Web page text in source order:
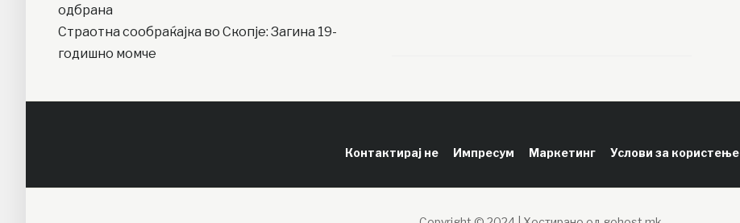
одбрана
Страотна сообраќајка во Скопје: Загина 19-
годишно момче
Контактирај не Импресум Маркетинг Услови за користење